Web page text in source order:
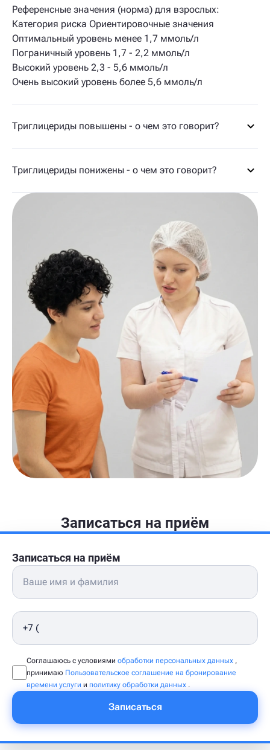
Референсные значения (норма) для взрослых:
Категория риска Ориентировочные значения
Оптимальный уровень менее 1,7 ммоль/л
Пограничный уровень 1,7 - 2,2 ммоль/л
Высокий уровень 2,3 - 5,6 ммоль/л
Очень высокий уровень более 5,6 ммоль/л
Триглицериды повышены - о чем это говорит?
Триглицериды понижены - о чем это говорит?
Записаться на приём
Записаться на приём
Соглашаюсь с условиями обработки персональных данных ,
принимаю Пользовательское соглашение на бронирование
времени услуги и политику обработки данных .
Записаться